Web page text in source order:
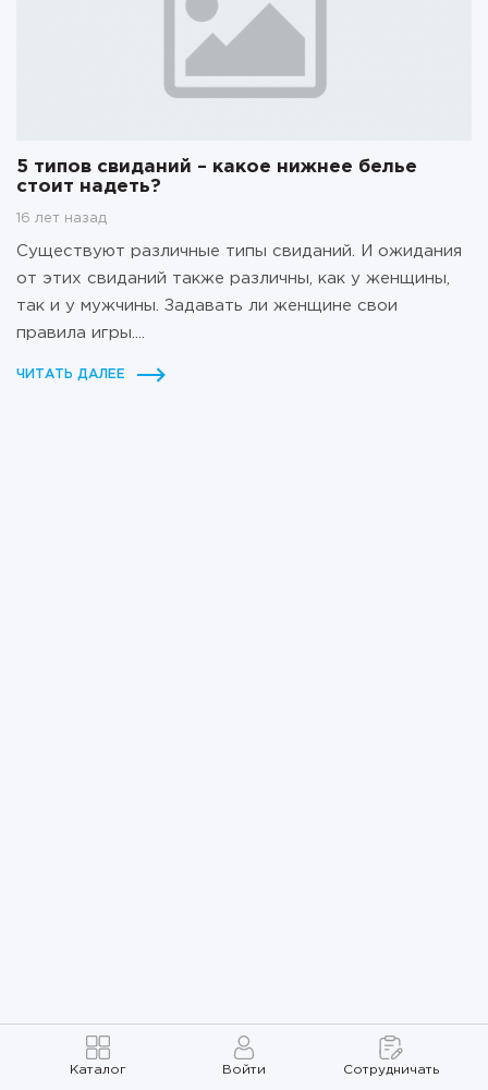
Каталог Войти Сотрудничать
5 типов свиданий – какое нижнее белье
стоит надеть?
16 лет назад
Существуют различные типы свиданий. И ожидания
от этих свиданий также различны, как у женщины,
так и у мужчины. Задавать ли женщине свои
правила игры....
ЧИТАТЬ ДАЛЕЕ